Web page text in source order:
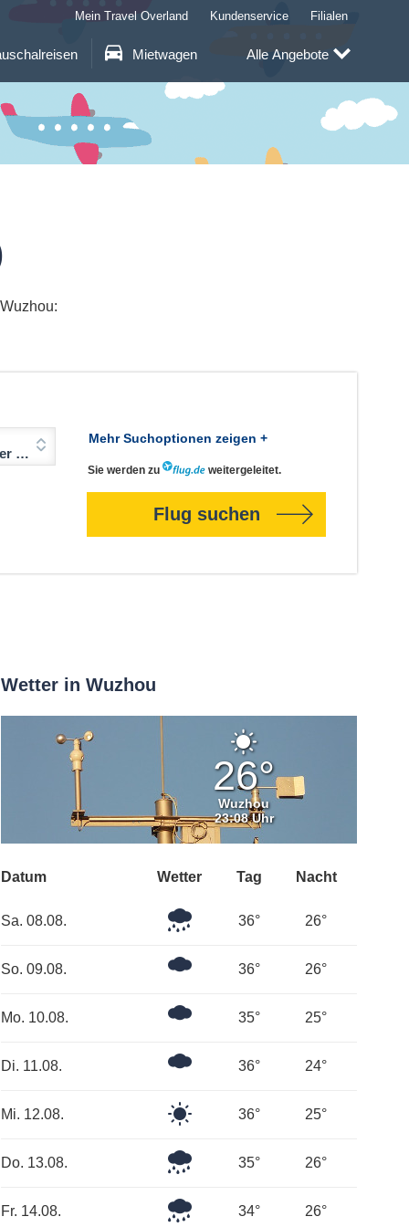
Mietwagen
Mein Travel Overland Kundenservice Filialen
Alle Angebote
Mehr Suchoptionen zeigen +
Sie werden zu weitergeleitet.
Flug suchen
Wetter in Wuzhou
Klarer
Himmel
26°
Wuzhou
23:08 Uhr
Datum Wetter Tag Nacht
Sa. 08.08.
Leichter36° 26°
So. 09.08.
Ein
Wolken
36° 26°
Mo. 10.08.
Ein
Wolken
35° 25°
Di. 11.08.
Mäßig
36° 24°
Mi. 12.08.
Klarer
36° 25°
Do. 13.08.
Leichter35° 26°
Fr. 14.08.
Leichter34° 26°